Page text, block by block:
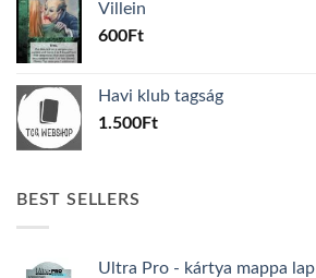
Villein
600Ft
Havi klub tagság
1.500Ft
BEST SELLERS
Ultra Pro - kártya mappa lap